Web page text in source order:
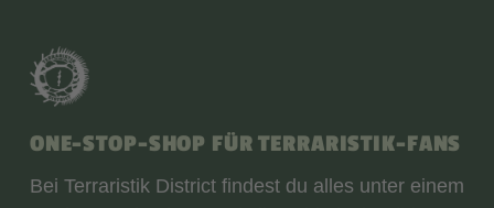
ONE-STOP-SHOP FÜR TERRARISTIK-FANS
Bei Terraristik District findest du alles unter einem